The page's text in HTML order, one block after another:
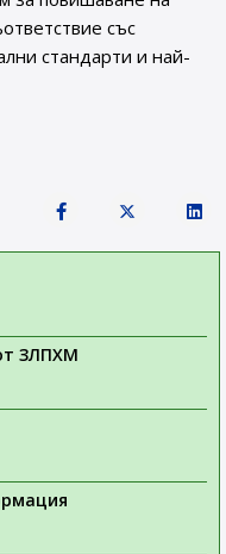
със
стандарти и най-
ЗЛПХМ